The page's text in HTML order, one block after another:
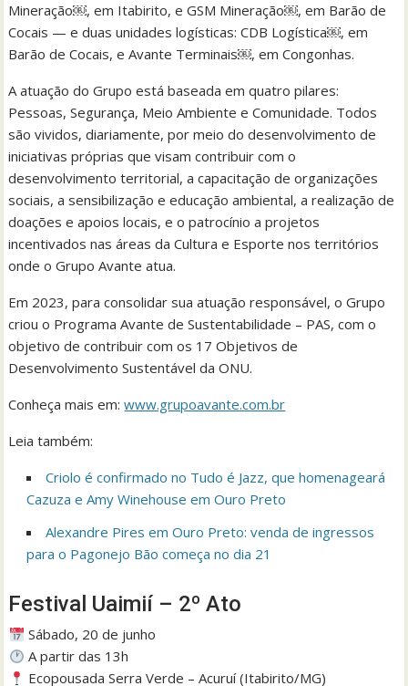
Mineração￼, em Itabirito, e GSM Mineração￼, em Barão de
Cocais — e duas unidades logísticas: CDB Logística￼, em
Barão de Cocais, e Avante Terminais￼, em Congonhas.
A atuação do Grupo está baseada em quatro pilares:
Pessoas, Segurança, Meio Ambiente e Comunidade. Todos
são vividos, diariamente, por meio do desenvolvimento de
iniciativas próprias que visam contribuir com o
desenvolvimento territorial, a capacitação de organizações
sociais, a sensibilização e educação ambiental, a realização de
doações e apoios locais, e o patrocínio a projetos
incentivados nas áreas da Cultura e Esporte nos territórios
onde o Grupo Avante atua.
Em 2023, para consolidar sua atuação responsável, o Grupo
criou o Programa Avante de Sustentabilidade – PAS, com o
objetivo de contribuir com os 17 Objetivos de
Desenvolvimento Sustentável da ONU.
Conheça mais em:www.grupoavante.com.br
Leia também:
Criolo é confirmado no Tudo é Jazz, que homenageará
Cazuza e Amy Winehouse em Ouro Preto
Alexandre Pires em Ouro Preto: venda de ingressos
para o Pagonejo Bão começa no dia 21
Festival Uaimií – 2º Ato
Sábado, 20 de junho
A partir das 13h
Ecopousada Serra Verde – Acuruí (Itabirito/MG)